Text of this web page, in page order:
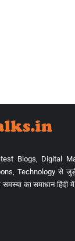
Blogs, Digital
Technology से
का समाधान हिंदी